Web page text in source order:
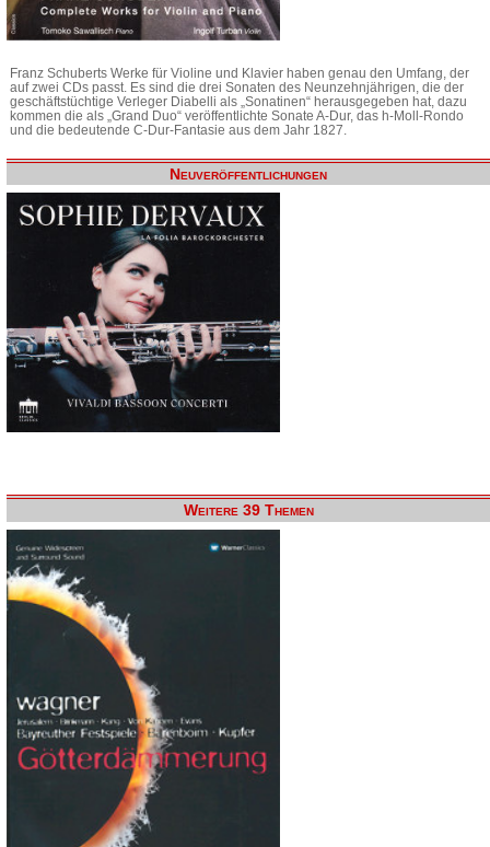
Franz Schuberts Werke für Violine und Klavier haben genau den Umfang, der
auf zwei CDs passt. Es sind die drei Sonaten des Neunzehnjährigen, die der
geschäftstüchtige Verleger Diabelli als „Sonatinen“ herausgegeben hat, dazu
kommen die als „Grand Duo“ veröffentlichte Sonate A-Dur, das h-Moll-Rondo
und die bedeutende C-Dur-Fantasie aus dem Jahr 1827.
Neuveröffentlichungen
Weitere 39 Themen